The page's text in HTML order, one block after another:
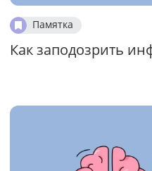
Памятка
Как заподозрить